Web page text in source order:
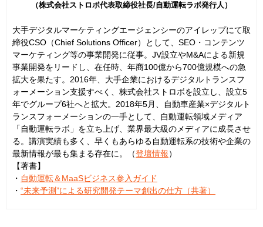
（株式会社ストロボ代表取締役社長/自動運転ラボ発行人）
大手デジタルマーケティングエージェンシーのアイレップにて取
締役CSO（Chief Solutions Officer）として、SEO・コンテンツ
マーケティング等の事業開発に従事。JV設立やM&Aによる新規
事業開発をリードし、在任時、年商100億から700億規模への急
拡大を果たす。2016年、大手企業におけるデジタルトランスフ
ォーメーション支援すべく、株式会社ストロボを設立し、設立5
年でグループ6社へと拡大。2018年5月、自動車産業×デジタルト
ランスフォーメーションの一手として、自動運転領域メディア
「自動運転ラボ」を立ち上げ、業界最大級のメディアに成長させ
る。講演実績も多く、早くもあらゆる自動運転系の技術や企業の
最新情報が最も集まる存在に。（登壇情報）
【著書】
・ 自動運転＆MaaSビジネス参入ガイド
・ “未来予測”による研究開発テーマ創出の仕方（共著）